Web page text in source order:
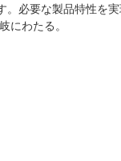
。必要な製品特性を
にわたる。